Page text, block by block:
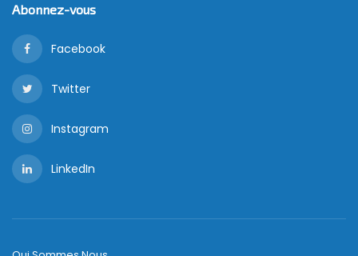
Abonnez-vous
Facebook
Twitter
Instagram
LinkedIn